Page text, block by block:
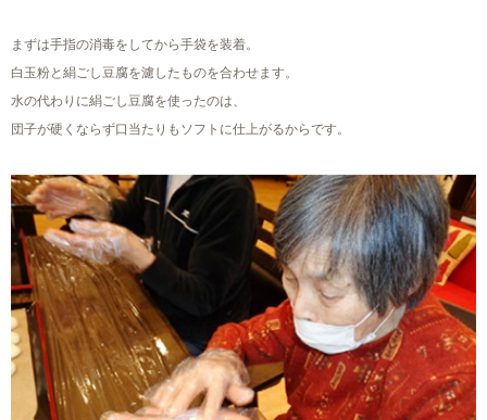
まずは手指の消毒をしてから手袋を装着。
白玉粉と絹ごし豆腐を濾したものを合わせます。
水の代わりに絹ごし豆腐を使ったのは、
団子が硬くならず口当たりもソフトに仕上がるからです。